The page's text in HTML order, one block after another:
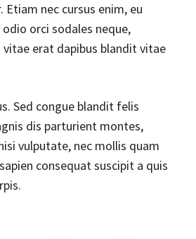
Etiam nec cursus enim, eu
orci sodales neque,
erat dapibus blandit vitae
Sed congue blandit felis
dis parturient montes,
vulputate, nec mollis quam
consequat suscipit a quis